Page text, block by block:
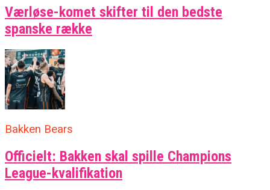
Værløse-komet skifter til den bedste
spanske række
Bakken Bears
Officielt: Bakken skal spille Champions
League-kvalifikation